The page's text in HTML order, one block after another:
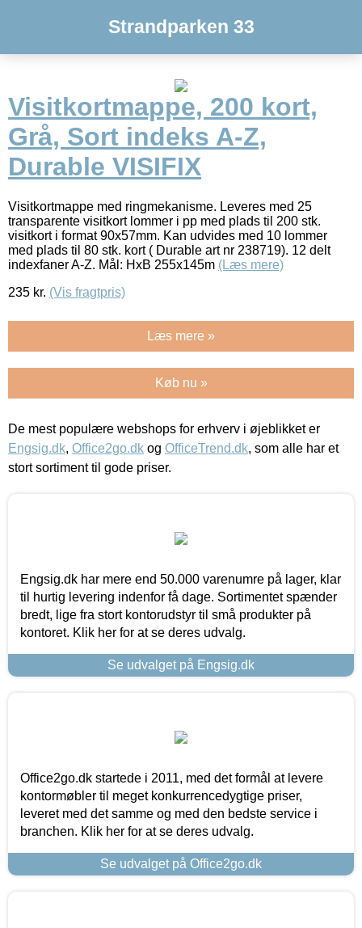
Strandparken 33
Visitkortmappe, 200 kort,
Grå, Sort indeks A-Z,
Durable VISIFIX
Visitkortmappe med ringmekanisme. Leveres med 25
transparente visitkort lommer i pp med plads til 200 stk.
visitkort i format 90x57mm. Kan udvides med 10 lommer
med plads til 80 stk. kort ( Durable art nr 238719). 12 delt
indexfaner A-Z. Mål: HxB 255x145m (Læs mere)
235 kr. (Vis fragtpris)
Læs mere »
Køb nu »
De mest populære webshops for erhverv i øjeblikket er
Engsig.dk, Office2go.dk og OfficeTrend.dk, som alle har et
stort sortiment til gode priser.
Engsig.dk har mere end 50.000 varenumre på lager, klar
til hurtig levering indenfor få dage. Sortimentet spænder
bredt, lige fra stort kontorudstyr til små produkter på
kontoret. Klik her for at se deres udvalg.
Se udvalget på Engsig.dk
Office2go.dk startede i 2011, med det formål at levere
kontormøbler til meget konkurrencedygtige priser,
leveret med det samme og med den bedste service i
branchen. Klik her for at se deres udvalg.
Se udvalget på Office2go.dk